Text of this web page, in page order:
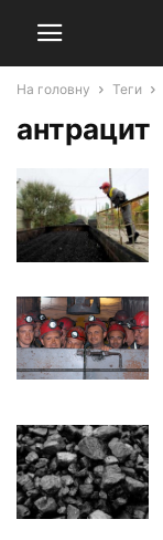
На головну Теги
антрацит